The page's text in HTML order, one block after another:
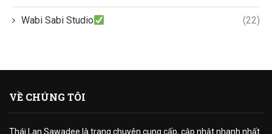
Wabi Sabi Studio (22)
VỀ CHÚNG TÔI
Thái Lan Sawadee là trang chuyên cung cấp, cập nhật nhanh nhất